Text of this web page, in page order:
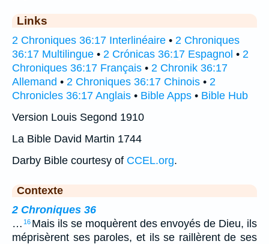
Links
2 Chroniques 36:17 Interlinéaire • 2 Chroniques
36:17 Multilingue • 2 Crónicas 36:17 Espagnol • 2
Chroniques 36:17 Français • 2 Chronik 36:17
Allemand • 2 Chroniques 36:17 Chinois • 2
Chronicles 36:17 Anglais • Bible Apps • Bible Hub
Version Louis Segond 1910
La Bible David Martin 1744
Darby Bible courtesy of CCEL.org.
Contexte
2 Chroniques 36
… 16 Mais ils se moquèrent des envoyés de Dieu, ils
méprisèrent ses paroles, et ils se raillèrent de ses